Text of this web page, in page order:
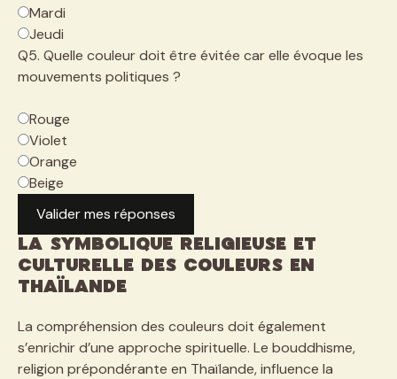
Mardi
Jeudi
Q5. Quelle couleur doit être évitée car elle évoque les
mouvements politiques ?
Rouge
Violet
Orange
Beige
Valider mes réponses
La symbolique religieuse et
culturelle des couleurs en
Thaïlande
La compréhension des couleurs doit également
s’enrichir d’une approche spirituelle. Le bouddhisme,
religion prépondérante en Thaïlande, influence la